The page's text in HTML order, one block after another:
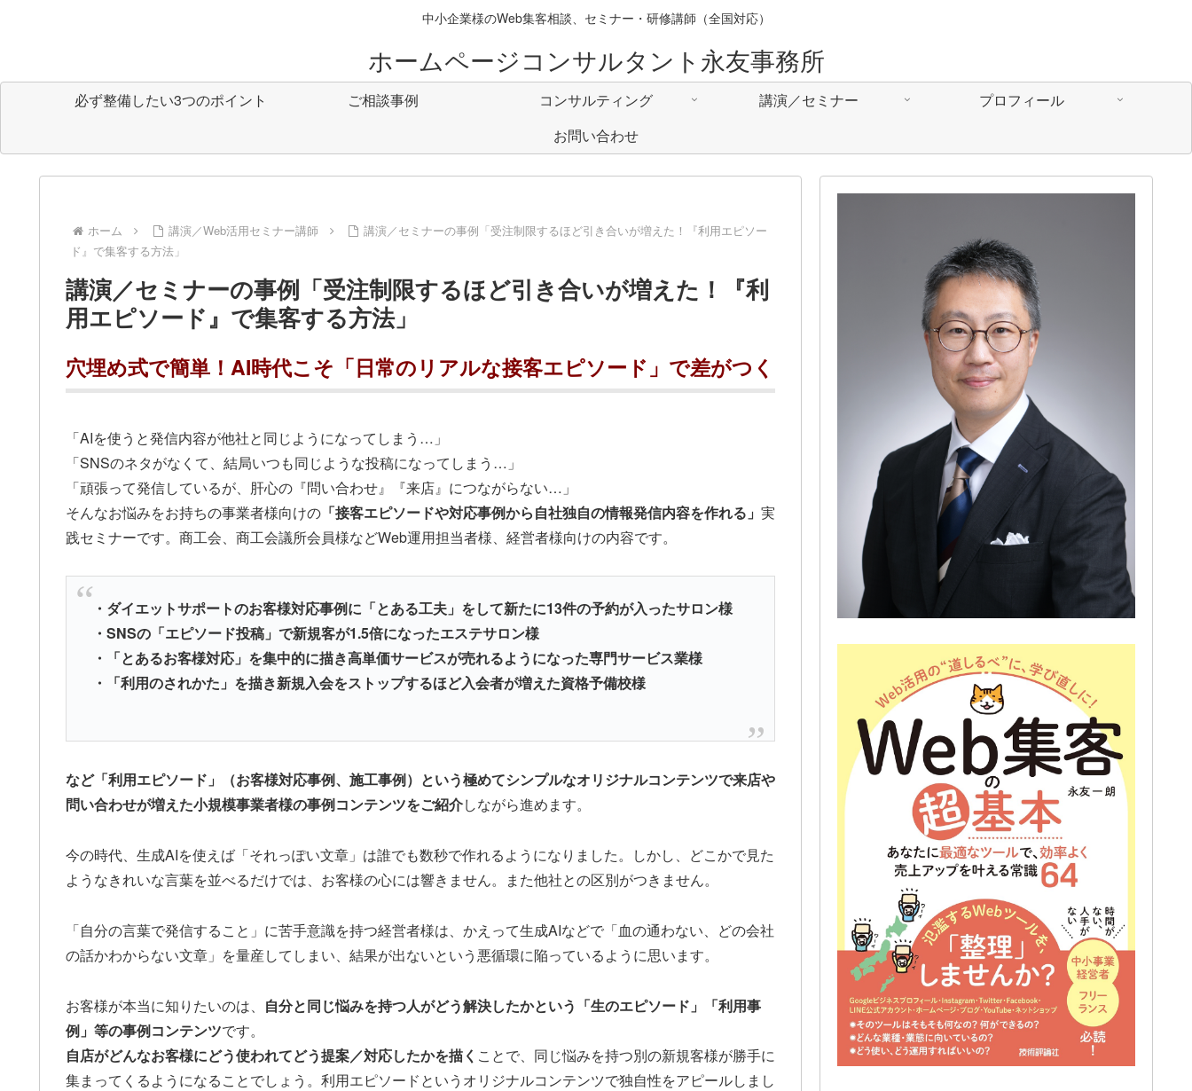
中小企業様のWeb集客相談、セミナー・研修講師（全国対応）
ホームページコンサルタント永友事務所
必ず整備したい3つのポイント ご相談事例 コンサルティング 講演／セミナー
プロフィール
お問い合わせ
ホーム 講演／Web活用セミナー講師
講演／セミナーの事例「受注制限するほど引き合いが増えた！『利用エピソー
ド』で集客する方法」
講演／セミナーの事例「受注制限するほど引き合いが増えた！『利
用エピソード』で集客する方法」
穴埋め式で簡単！AI時代こそ「日常のリアルな接客エピソード」で差がつく
「AIを使うと発信内容が他社と同じようになってしまう…」
「SNSのネタがなくて、結局いつも同じような投稿になってしまう…」
「頑張って発信しているが、肝心の『問い合わせ』『来店』につながらない…」
そんなお悩みをお持ちの事業者様向けの 「接客エピソードや対応事例から自社独自の情報発信内容を作れる」 実
践セミナーです。商工会、商工会議所会員様などWeb運用担当者様、経営者様向けの内容です。
・ダイエットサポートのお客様対応事例に「とある工夫」をして新たに13件の予約が入ったサロン様
・SNSの「エピソード投稿」で新規客が1.5倍になったエステサロン様
・「とあるお客様対応」を集中的に描き高単価サービスが売れるようになった専門サービス業様
・「利用のされかた」を描き新規入会をストップするほど入会者が増えた資格予備校様
など「利用エピソード」（お客様対応事例、施工事例）という極めてシンプルなオリジナルコンテンツで来店や
問い合わせが増えた小規模事業者様の事例コンテンツをご紹介しながら進めます。
今の時代、生成AIを使えば「それっぽい文章」は誰でも数秒で作れるようになりました。しかし、どこかで見た
ようなきれいな言葉を並べるだけでは、お客様の心には響きません。また他社との区別がつきません。
「自分の言葉で発信すること」に苦手意識を持つ経営者様は、かえって生成AIなどで「血の通わない、どの会社
の話かわからない文章」を量産してしまい、結果が出ないという悪循環に陥っているように思います。
お客様が本当に知りたいのは、 自分と同じ悩みを持つ人がどう解決したかという「生のエピソード」「利用事
例」等の事例コンテンツです。
自店がどんなお客様にどう使われてどう提案／対応したかを描く ことで、同じ悩みを持つ別の新規客様が勝手に
集まってくるようになることでしょう。利用エピソードというオリジナルコンテンツで独自性をアピールしまし